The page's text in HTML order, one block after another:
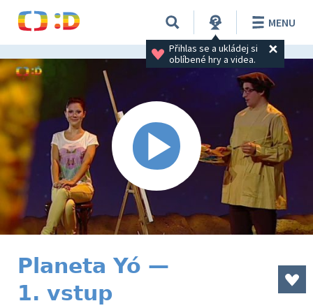
Přihlas se a ukládej si
oblíbené hry a videa.
MENU
Planeta Yó —
1. vstup